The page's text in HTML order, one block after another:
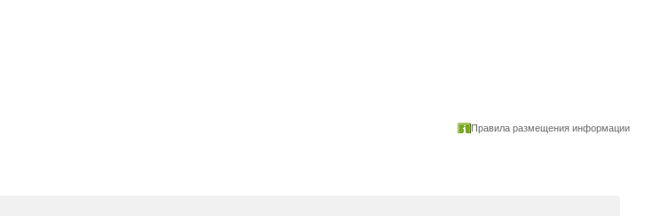
Правила размещения информации